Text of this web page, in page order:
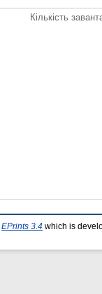
Кількість
EPrints 3.4 which is